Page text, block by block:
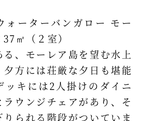
ーターバンガロー モー
㎡（２室）
、モーレア島を望む水上
夕方には荘厳な夕日も堪能
ッキには2人掛けのダイニ
ラウンジチェアがあり、そ
りられる階段がついていま